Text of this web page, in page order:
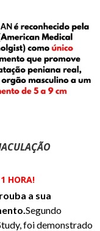
HORA!
a sua
Segundo
foi demonstrado